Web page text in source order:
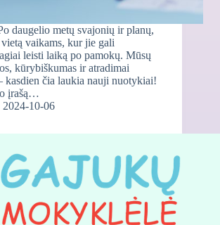
daugelio metų svajonių ir planų,
vaikams, kur jie gali
leisti laiką po pamokų. Mūsų
kūrybiškumas ir atradimai
kasdien čia laukia nauji nuotykiai!
įrašą…
2024-10-06